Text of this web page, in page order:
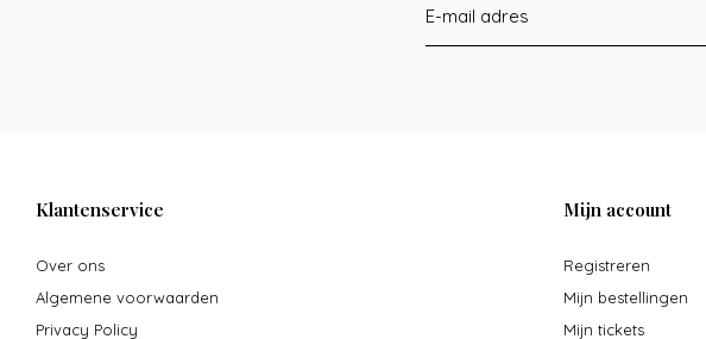
Klantenservice
Over ons
Algemene voorwaarden
Privacy Policy
Mijn account
Registreren
Mijn bestellingen
Mijn tickets